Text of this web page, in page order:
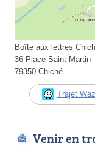
Boîte aux lettres
36 Place Saint Martin
79350 Chiché
Trajet
Venir en